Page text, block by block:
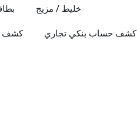
خليط / مزيج
كشف كشف حساب بنكي تجاري